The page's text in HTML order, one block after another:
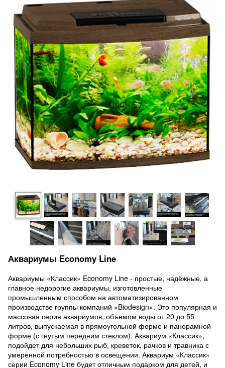
Аквариумы Economy Line
Аквариумы «Классик» Economy Line - простые, надёжные, а
главное недорогие аквариумы, изготовленные
промышленным способом на автоматизированном
производстве группы компаний «Biodesign». Это популярная и
массовая серия аквариумов, объемом воды от 20 до 55
литров, выпускаемая в прямоугольной форме и панорамной
форме (с гнутым передним стеклом). Аквариум «Классик»,
подойдет для небольших рыб, креветок, рачков и травника с
умеренной потребностью в освещении. Аквариум «Классик»
серии Economy Line будет отличным подарком для детей, и